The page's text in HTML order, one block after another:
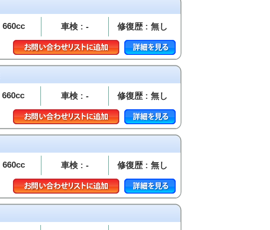
660cc 車検 : - 修復歴 : 無し
660cc 車検 : - 修復歴 : 無し
660cc 車検 : - 修復歴 : 無し